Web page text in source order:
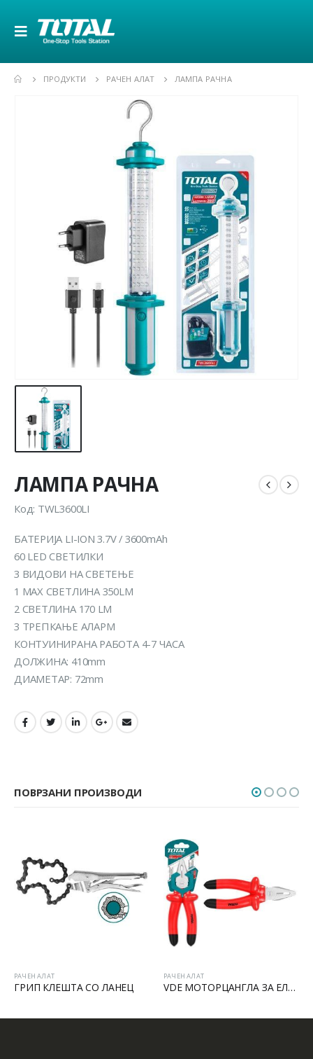
ПРОДУКТИ РАЧЕН АЛАТ ЛАМПА РАЧНА
ЛАМПА РАЧНА
Код: TWL3600LI
БАТЕРИЈА LI-ION 3.7V / 3600mAh
60 LED СВЕТИЛКИ
3 ВИДОВИ НА СВЕТЕЊЕ
1 MAX СВЕТЛИНА 350LM
2 СВЕТЛИНА 170 LM
3 ТРЕПКАЊЕ АЛАРМ
КОНТУИНИРАНА РАБОТА 4-7 ЧАСА
ДОЛЖИНА: 410mm
ДИАМЕТАР: 72mm
ПОВРЗАНИ ПРОИЗВОДИ
РАЧЕН АЛАТ
ГРИП КЛЕШТА СО ЛАНЕЦ
РАЧЕН АЛАТ
VDE МОТОРЦАНГЛА ЗА ЕЛЕКТРИЧАРИ